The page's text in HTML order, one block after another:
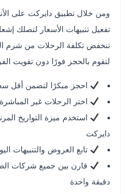
تفعيل تنبيهات الأسعار لتصلك إشعارات
تنخفض تكلفة الرحلات من شرم الشيخ
لتقوم بالحجز فورًا دون تفويت الفرصة.
احجز مبكرًا لتضمن أقل سعر
اختر الرحلات غير المباشرة
استخدم ميزة التواريخ المرنة
دايركت
تابع العروض والتنبيهات اليومية
قارن بين جميع شركات
دقيقة واحدة